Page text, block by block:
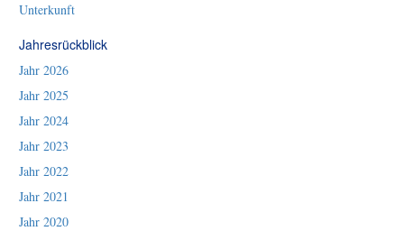
Unterkunft
Jahresrückblick
Jahr 2026
Jahr 2025
Jahr 2024
Jahr 2023
Jahr 2022
Jahr 2021
Jahr 2020